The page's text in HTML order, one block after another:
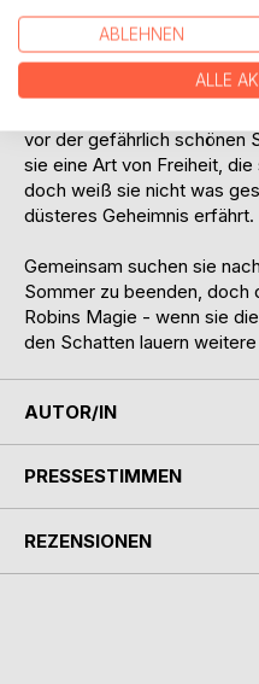
klebt das Blut unzähliger
den Getreuen des Prinzen
Flucht gezwungen, wenn
zahlreichen Opfer teilen
vor der gefährlich schönen
sie eine Art von Freiheit,
doch weiß sie nicht was
düsteres Geheimnis erfährt.
Gemeinsam suchen sie
Sommer zu beenden, doch
Robins Magie - wenn sie
den Schatten lauern
AUTOR/IN
PRESSESTIMMEN
REZENSIONEN
ABLEHNEN
ALLE